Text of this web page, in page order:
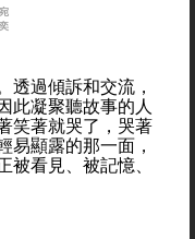
透過傾訴和交流，
此凝聚聽故事的人
笑著就哭了，哭著
易顯露的那一面，
看見、被記憶、